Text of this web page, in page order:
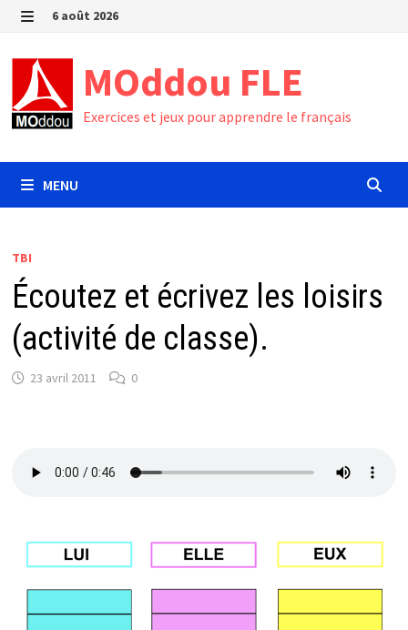
Passer
contenu
6 août 2026
MOddou FLE
Exercices et jeux pour apprendre le français
MENU
TBI
Écoutez et écrivez les loisirs
(activité de classe).
23 avril 2011 0